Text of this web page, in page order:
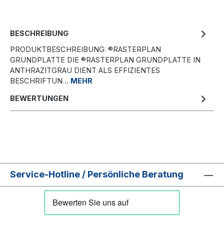
BESCHREIBUNG
PRODUKTBESCHREIBUNG: ®RASTERPLAN
GRUNDPLATTE DIE ®RASTERPLAN GRUNDPLATTE IN
ANTHRAZITGRAU DIENT ALS EFFIZIENTES
BESCHRIFTUN… MEHR
BEWERTUNGEN
Service-Hotline / Persönliche Beratung